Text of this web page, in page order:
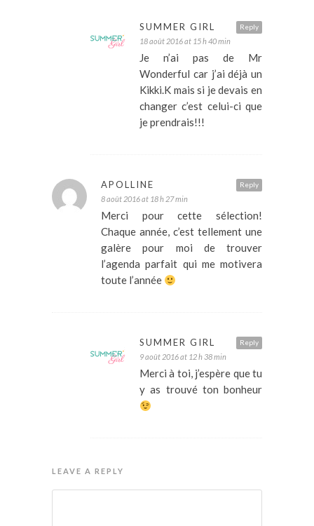
Reply
SUMMER GIRL
18 août 2016 at 15 h 40 min
Je n’ai pas de Mr
Wonderful car j’ai déjà un
Kikki.K mais si je devais en
changer c’est celui-ci que
je prendrais!!!
Reply
APOLLINE
8 août 2016 at 18 h 27 min
Merci pour cette sélection!
Chaque année, c’est tellement une
galère pour moi de trouver
l’agenda parfait qui me motivera
toute l’année
Reply
SUMMER GIRL
9 août 2016 at 12 h 38 min
Merci à toi, j’espère que tu
y as trouvé ton bonheur
LEAVE A REPLY